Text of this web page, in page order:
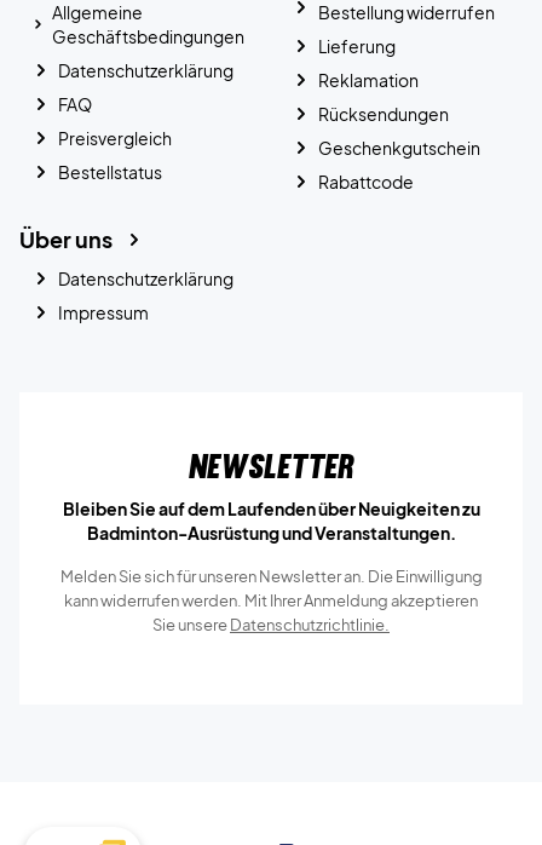
Allgemeine
Geschäftsbedingungen
Datenschutzerklärung
FAQ
Preisvergleich
Bestellstatus
Bestellung widerrufen
Lieferung
Reklamation
Rücksendungen
Geschenkgutschein
Rabattcode
Über uns
Datenschutzerklärung
Impressum
Newsletter
Bleiben Sie auf dem Laufenden über Neuigkeiten zu
Badminton-Ausrüstung und Veranstaltungen.
Melden Sie sich für unseren Newsletter an. Die Einwilligung
kann widerrufen werden. Mit Ihrer Anmeldung akzeptieren
Sie unsereDatenschutzrichtlinie.